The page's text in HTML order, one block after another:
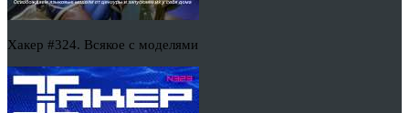
Хакер #324. Всякое с моделями